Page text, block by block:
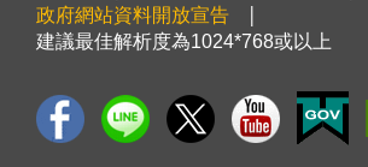
政府網站資料開放宣告
建議最佳解析度為1024*768或以上